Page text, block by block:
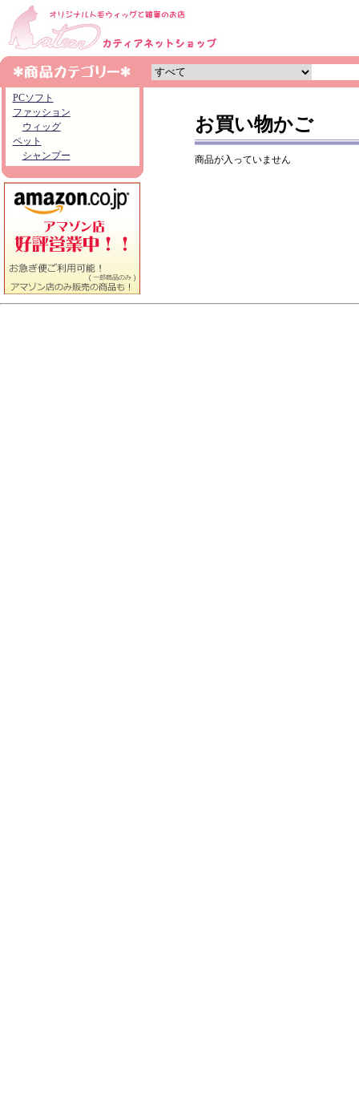
PCソフト
ファッション
ウィッグ
ペット
シャンプー
お買い物かご
商品が入っていません